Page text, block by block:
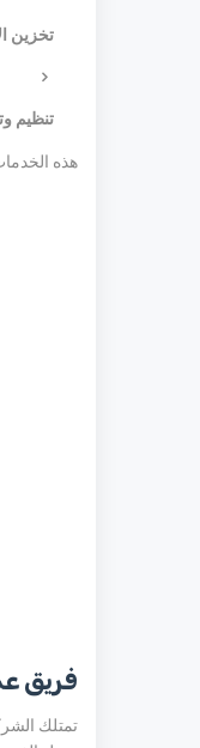
تخزين
تنظيم
هذه
فريق
تمتلك